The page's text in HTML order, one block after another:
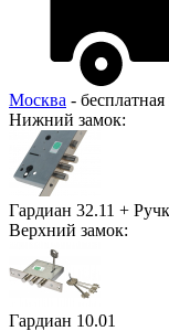
Москва -
Нижний замок:
Гардиан 32.11 +
Верхний замок:
Гардиан 10.01